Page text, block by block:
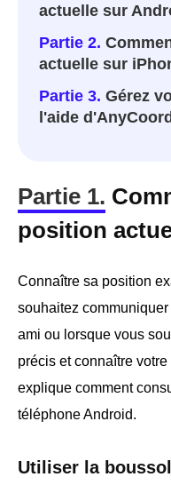
actuelle sur
Partie 2.
actuelle sur
Partie 3. Gérez
l'aide d'AnyCoord
Partie 1.
position
Connaître sa position
souhaitez
ami ou lorsque vous
précis et connaître
explique comment
téléphone Android.
Utiliser la